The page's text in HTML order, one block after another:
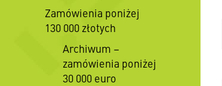
Zamówienia poniżej
130 000 złotych
Archiwum –
zamówienia poniżej
30 000 euro